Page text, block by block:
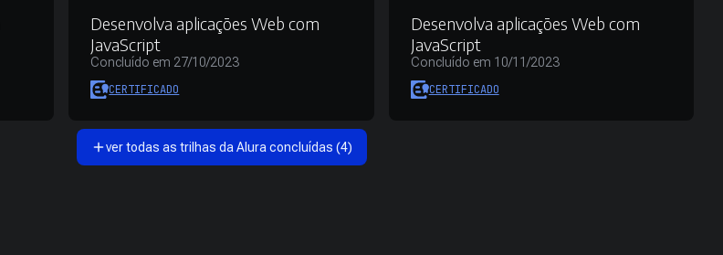
Desenvolva aplicações Web com
JavaScript
Concluído em 27/10/2023
CERTIFICADO
Desenvolva aplicações Web com
JavaScript
Concluído em 10/11/2023
CERTIFICADO
ver todas as trilhas da Alura concluídas (4)